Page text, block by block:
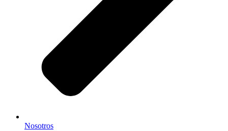
Nosotros